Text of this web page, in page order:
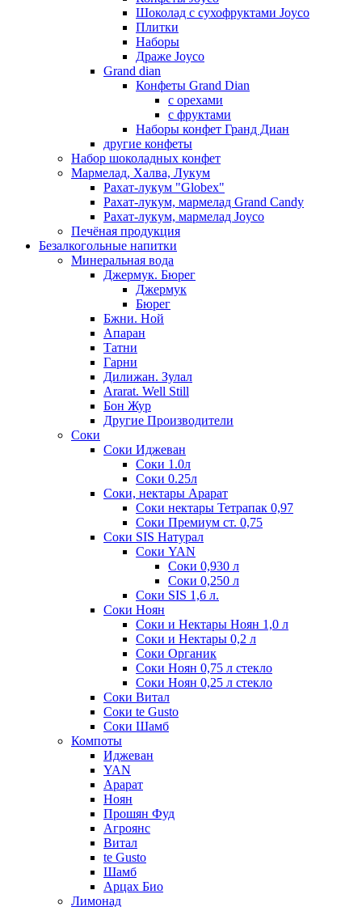
Шоколад с сухофруктами Joyco
Плитки
Наборы
Драже Joyco
Grand dian
Конфеты Grand Dian
с орехами
с фруктами
Наборы конфет Гранд Диан
другие конфеты
Набор шоколадных конфет
Мармелад, Халва, Лукум
Рахат-лукум "Globex"
Рахат-лукум, мармелад Grand Candy
Рахат-лукум, мармелад Joyco
Печёная продукция
Безалкогольные напитки
Минеральная вода
Джермук. Бюрег
Джермук
Бюрег
Бжни. Ной
Апаран
Татни
Гарни
Дилижан. Зулал
Ararat. Well Still
Бон Жур
Другие Производители
Соки
Соки Иджеван
Соки 1.0л
Соки 0.25л
Соки, нектары Арарат
Соки нектары Тетрапак 0,97
Соки Премиум ст. 0,75
Соки SIS Натурал
Соки YAN
Соки 0,930 л
Соки 0,250 л
Соки SIS 1,6 л.
Соки Ноян
Соки и Нектары Ноян 1,0 л
Соки и Нектары 0,2 л
Соки Органик
Соки Ноян 0,75 л стекло
Соки Ноян 0,25 л стекло
Соки Витал
Соки te Gusto
Соки Шамб
Компоты
Иджеван
YAN
Арарат
Ноян
Прошян Фуд
Агроянс
Витал
te Gusto
Шамб
Арцах Био
Лимонад